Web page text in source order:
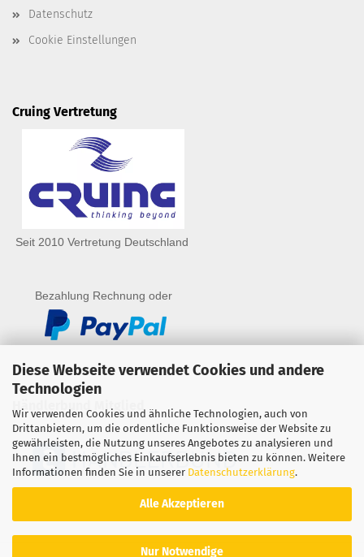
Diese Webseite verwendet Cookies und andere
Technologien
Wir verwenden Cookies und ähnliche Technologien, auch von
Drittanbietern, um die ordentliche Funktionsweise der Website zu
gewährleisten, die Nutzung unseres Angebotes zu analysieren und
Ihnen ein bestmögliches Einkaufserlebnis bieten zu können. Weitere
Informationen finden Sie in unserer Datenschutzerklärung.
Alle Akzeptieren
Nur Notwendige
Datenschutz
Cookie Einstellungen
Cruing Vertretung
Seit 2010 Vertretung Deutschland
Bezahlung Rechnung oder
Händlerbund Mitglied